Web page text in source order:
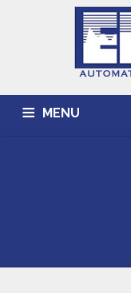
MENU